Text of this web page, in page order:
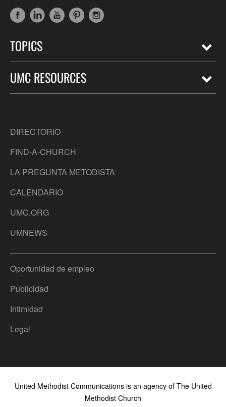
TOPICS
UMC RESOURCES
DIRECTORIO
FIND-A-CHURCH
LA PREGUNTA METODISTA
CALENDARIO
UMC.ORG
UMNEWS
Oportunidad de empleo
Publicidad
Intimidad
Legal
United Methodist Communications is an agency of The United
Methodist Church